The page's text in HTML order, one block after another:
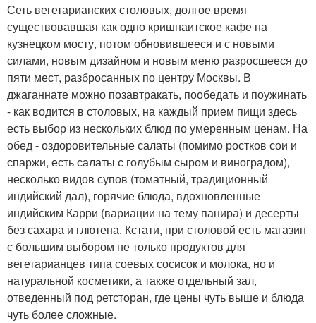
Сеть вегетарианских столовых, долгое время
существовавшая как одно кришнаитское кафе на
кузнецком мосту, потом обновившееся и с новыми
силами, новым дизайном и новым меню разросшееся до
пяти мест, разбросанных по центру Москвы. В
джаганнате можно позавтракать, пообедать и поужинать
- как водится в столовых, на каждый прием пищи здесь
есть выбор из нескольких блюд по умеренным ценам. На
обед - оздоровительные салаты (помимо ростков сои и
спаржи, есть салаты с голубым сыром и виноградом),
несколько видов супов (томатный, традиционный
индийский дал), горячие блюда, вдохновленные
индийским Карри (вариации на тему панира) и десерты
без сахара и глютена. Кстати, при столовой есть магазин
с большим выбором не только продуктов для
вегетарианцев типа соевых сосисок и молока, но и
натуральной косметики, а также отдельный зал,
отведенный под ретсторан, где цены чуть выше и блюда
чуть более сложные.